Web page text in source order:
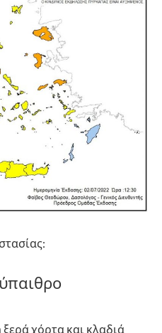
χόρτα και κλαδιά